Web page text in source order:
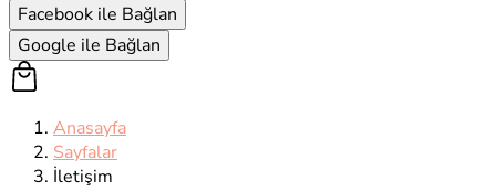
Facebook ile Bağlan
Google ile Bağlan
Anasayfa
Sayfalar
İletişim